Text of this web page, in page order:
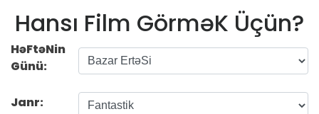
Hansı Film GörməK Üçün?
HəFtəNin
Günü:
Janr: